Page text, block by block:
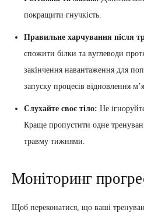
покращити гнучкість.
Правильне харчування після
спожити білки та вуглеводи
закінчення навантаження для
запуску процесів відновлення
Слухайте своє тіло: Не
Краще пропустити одне
травму тижнями.
Моніторинг
Щоб переконатися, що ваші